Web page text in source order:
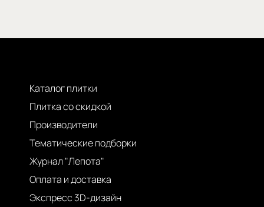
Каталог плитки
Плитка со скидкой
Производители
Тематические подборки
Журнал "Лепота"
Оплата и доставка
Экспресс 3D-дизайн